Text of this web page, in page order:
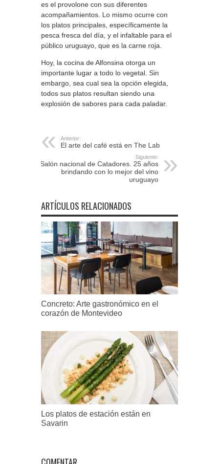
es el provolone con sus diferentes
acompañamientos. Lo mismo ocurre con
los platos principales, específicamente la
pesca fresca del día, y el infaltable para el
público uruguayo, que es la carne roja.
Hoy, la cocina de Alfonsina otorga un
importante lugar a todo lo vegetal. Sin
embargo, sea cual sea la opción elegida,
todos sus platos resultan siendo una
explosión de sabores para cada paladar.
Anterior:
El arte del café está en The Lab
Siguiente:
Salón nacional de Catadores. 25 años
brindando con lo mejor del vino
uruguayo
ARTÍCULOS RELACIONADOS
Concreto: Arte gastronómico en el
corazón de Montevideo
Los platos de estación están en
Savarin